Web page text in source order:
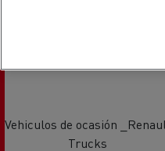
Vehiculos de ocasión
Trucks